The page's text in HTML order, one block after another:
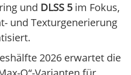
und DLSS 5 im Fokus,
und Texturgenerierung
2026 erwartet die